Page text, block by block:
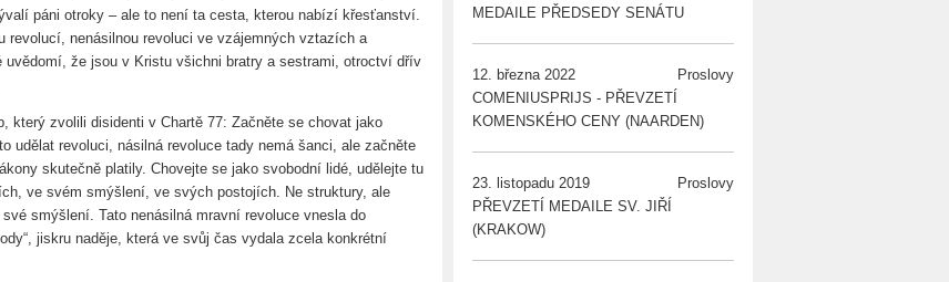
páni otroky – ale to není ta cesta, kterou nabízí křesťanství.
revolucí, nenásilnou revoluci ve vzájemných vztazích a
uvědomí, že jsou v Kristu všichni bratry a sestrami, otroctví dřív
který zvolili disidenti v Chartě 77: Začněte se chovat jako
udělat revoluci, násilná revoluce tady nemá šanci, ale začněte
skutečně platily. Chovejte se jako svobodní lidé, udělejte tu
ve svém smýšlení, ve svých postojích. Ne struktury, ale
smýšlení. Tato nenásilná mravní revoluce vnesla do
jiskru naděje, která ve svůj čas vydala zcela konkrétní
MEDAILE PŘEDSEDY SENÁTU
12. března 2022
Proslovy
COMENIUSPRIJS - PŘEVZETÍ
KOMENSKÉHO CENY (NAARDEN)
23. listopadu 2019
Proslovy
PŘEVZETÍ MEDAILE SV. JIŘÍ
(KRAKOW)